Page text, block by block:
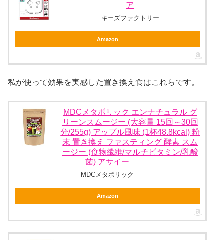
ア
キーズファクトリー
Amazon
私が使って効果を実感した置き換え食はこれらです。
MDCメタボリック エンナチュラル グ
リーンスムージー (大容量 15回～30回
分/255g) アップル風味 (1杯48.8kcal) 粉
末 置き換え ファスティング 酵素 スム
ージー (食物繊維/マルチビタミン/乳酸
菌) アサイー
MDCメタボリック
Amazon